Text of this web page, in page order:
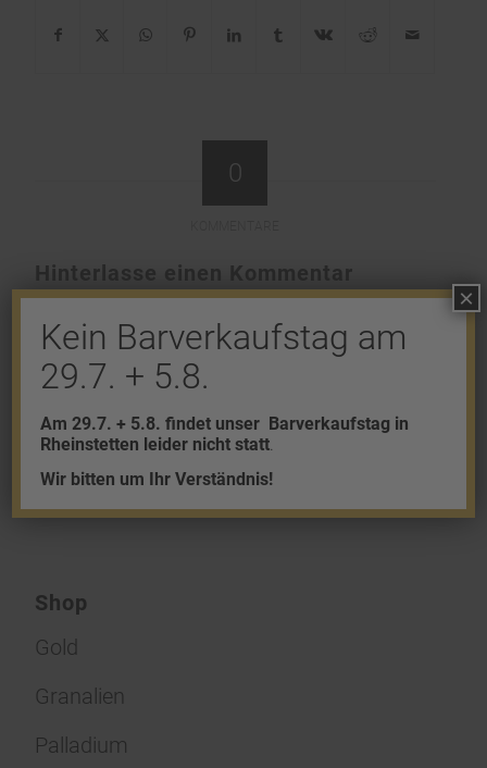
0
Hinterlasse einen Kommentar
Hinterlasse uns deinen Kommentar!
Du musst angemeldet
Kommentar abzugeben.
Shop
Gold
Granalien
Palladium
Kein Barverkaufstag am
29.7. + 5.8.
Am 29.7. + 5.8. findet unser Barverkaufstag in
Rheinstetten leider nicht statt
Wir bitten um Ihr Verständnis!
×